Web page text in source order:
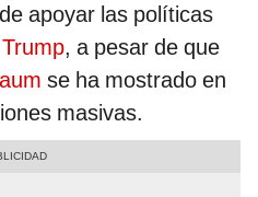
apoyar las políticas
, a pesar de que
se ha mostrado en
masivas.